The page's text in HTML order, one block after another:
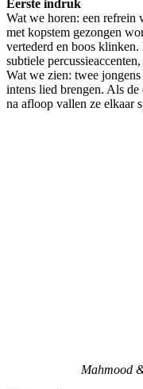
Eerste indruk
Wat we horen: een refrein
met kopstem gezongen
vertederd en boos klinken.
subtiele
Wat we zien: twee
intens lied brengen. Als de
na afloop vallen ze elkaar
Mahmood